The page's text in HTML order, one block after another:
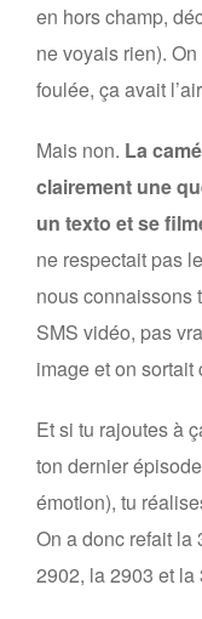
en hors champ,
ne voyais rien).
foulée, ça avait
Mais non. La
clairement une
un texto et se
ne respectait pas
nous connaissons
SMS vidéo, pas
image et on sortait
Et si tu rajoutes à
ton dernier
émotion), tu
On a donc refait la
2902, la 2903 et la